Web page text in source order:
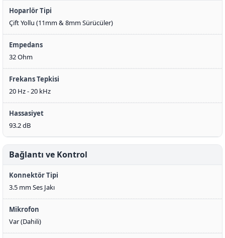
Hoparlör Tipi
Çift Yollu (11mm & 8mm Sürücüler)
Empedans
32 Ohm
Frekans Tepkisi
20 Hz - 20 kHz
Hassasiyet
93.2 dB
Bağlantı ve Kontrol
Konnektör Tipi
3.5 mm Ses Jakı
Mikrofon
Var (Dahili)